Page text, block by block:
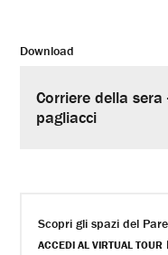
Download
Corriere della
pagliacci
Scopri gli spazi del
ACCEDI AL VIRTUAL TOUR